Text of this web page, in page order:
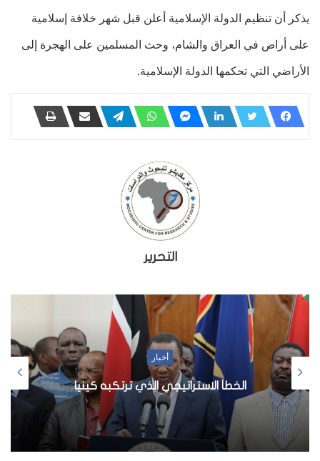
يذكر أن تنظيم الدولة الإسلامية أعلن قبل شهر خلافة إسلامية
على أراض في العراق والشام، وحث المسلمين على الهجرة إلى
الأراضي التي تحكمها الدولة الإسلامية.
التحرير
أخبار
الخطأ الاستراتيجي الذي ترتكبه كينيا